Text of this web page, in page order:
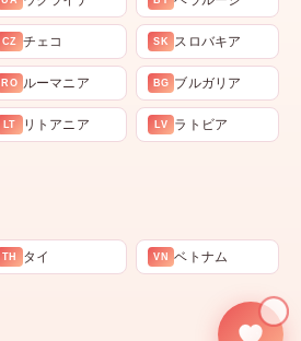
CZ チェコ SK スロバキア
RO ルーマニア BG ブルガリア
LT リトアニア LV ラトビア
TH タイ VN ベトナム
💍